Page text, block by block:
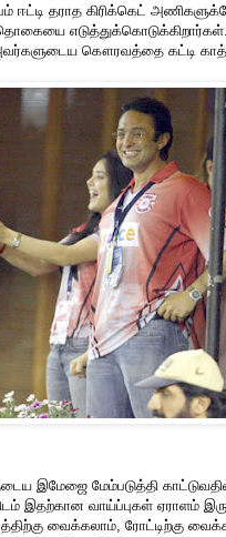
ஈட்டி தராத கிரிக்கெட்
தொகையை
கௌரவத்தை கட்டி
இமேஜை மேம்படுத்தி
இதற்கான வாய்ப்புகள் ஏராளம்
வைக்கலாம், ரோட்டிற்கு